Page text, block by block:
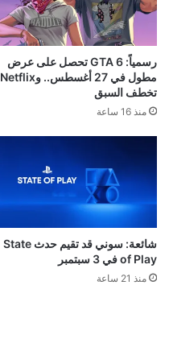
رسمياً: GTA 6 تحصل على عرض
مطول في 27 أغسطس.. وNetflix
تخطف السبق
منذ 16 ساعة
شائعة: سوني قد تقيم حدث State
of Play في 3 سبتمبر
منذ 21 ساعة